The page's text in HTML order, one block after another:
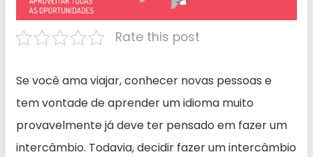
Rate this post
Se você ama viajar, conhecer novas pessoas e
tem vontade de aprender um idioma muito
provavelmente já deve ter pensado em fazer um
intercâmbio. Todavia, decidir fazer um intercâmbio